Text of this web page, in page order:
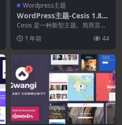
Wordpress主题
WordPress主题-Cesis 1.8.7
2–响应式多用途WordPress
主题
Cesis 是一种新型主题。简而言
用、用途最广泛的多...
1 年前 44